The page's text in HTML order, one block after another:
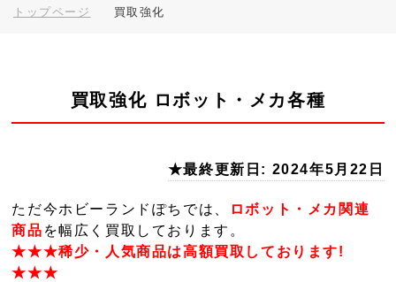
トップページ 買取強化
買取強化 ロボット・メカ各種
★最終更新日: 2024年5月22日
ただ今ホビーランドぽちでは、
ロボット・メカ関連
商品 を幅広く買取しております。
★★★稀少・人気商品は高額買取しております!
★★★